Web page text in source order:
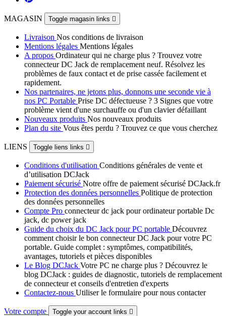
MAGASIN Toggle magasin links 
Livraison Nos conditions de livraison
Mentions légales Mentions légales
A propos Ordinateur qui ne charge plus ? Trouvez votre
connecteur DC Jack de remplacement neuf. Résolvez les
problèmes de faux contact et de prise cassée facilement et
rapidement.
Nos partenaires, ne jetons plus, donnons une seconde vie à
nos PC Portable Prise DC défectueuse ? 3 Signes que votre
problème vient d'une surchauffe ou d'un clavier défaillant
Nouveaux produits Nos nouveaux produits
Plan du site Vous êtes perdu ? Trouvez ce que vous cherchez
LIENS Toggle liens links 
Conditions d'utilisation Conditions générales de vente et
d’utilisation DCJack
Paiement sécurisé Notre offre de paiement sécurisé DCJack.fr
Protection des données personnelles Politique de protection
des données personnelles
Compte Pro connecteur dc jack pour ordinateur portable Dc
jack, dc power jack
Guide du choix du DC Jack pour PC portable Découvrez
comment choisir le bon connecteur DC Jack pour votre PC
portable. Guide complet : symptômes, compatibilités,
avantages, tutoriels et pièces disponibles
Le Blog DCJack Votre PC ne charge plus ? Découvrez le
blog DCJack : guides de diagnostic, tutoriels de remplacement
de connecteur et conseils d'entretien d'experts
Contactez-nous Utiliser le formulaire pour nous contacter
Votre compte Toggle your account links 